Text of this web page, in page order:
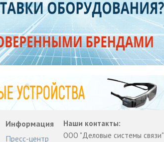
Информация
Пресс-центр
Наши контакты:
ООО "Деловые системы связи"